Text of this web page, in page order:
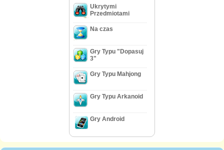
Ukrytymi
Przedmiotami
Na czas
Gry Typu "Dopasuj
3"
Gry Typu Mahjong
Gry Typu Arkanoid
Gry Android